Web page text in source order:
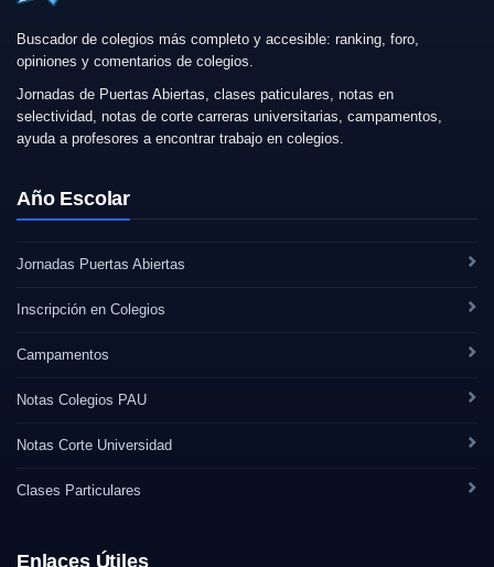
Buscador de colegios más completo y accesible: ranking, foro,
opiniones y comentarios de colegios.
Jornadas de Puertas Abiertas, clases paticulares, notas en
selectividad, notas de corte carreras universitarias, campamentos,
ayuda a profesores a encontrar trabajo en colegios.
Año Escolar
Jornadas Puertas Abiertas
Inscripción en Colegios
Campamentos
Notas Colegios PAU
Notas Corte Universidad
Clases Particulares
Enlaces Útiles